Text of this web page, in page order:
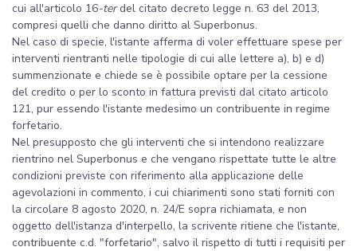
cui all'articolo 16-terdel citato decreto legge n. 63 del 2013,
compresi quelli che danno diritto al Superbonus.
Nel caso di specie, l'istante afferma di voler effettuare spese per
interventi rientranti nelle tipologie di cui alle lettere a), b) e d)
summenzionate e chiede se è possibile optare per la cessione
del credito o per lo sconto in fattura previsti dal citato articolo
121, pur essendo l'istante medesimo un contribuente in regime
forfetario.
Nel presupposto che gli interventi che si intendono realizzare
rientrino nel Superbonus e che vengano rispettate tutte le altre
condizioni previste con riferimento alla applicazione delle
agevolazioni in commento, i cui chiarimenti sono stati forniti con
la circolare 8 agosto 2020, n. 24/E sopra richiamata, e non
oggetto dell'istanza d'interpello, la scrivente ritiene che l'istante,
contribuente c.d. "forfetario", salvo il rispetto di tutti i requisiti per